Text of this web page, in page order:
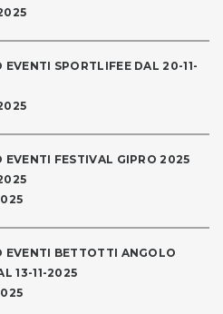
EVENTI SPORTLIFEE DAL 20-11-
EVENTI FESTIVAL GIPRO 2025
EVENTI BETTOTTI ANGOLO
13-11-2025